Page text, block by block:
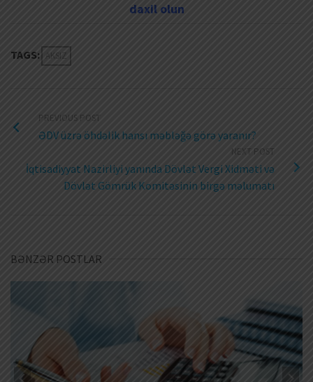
daxil olun
TAGS: AKSIZ
PREVIOUS POST
ƏDV üzrə öhdəlik hansı məbləğə görə yaranır?
NEXT POST
İqtisadiyyat Nazirliyi yanında Dövlət Vergi Xidməti və
Dövlət Gömrük Komitəsinin birgə məlumatı
BƏNZƏR POSTLAR